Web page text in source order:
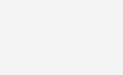
2012/09/
la mera